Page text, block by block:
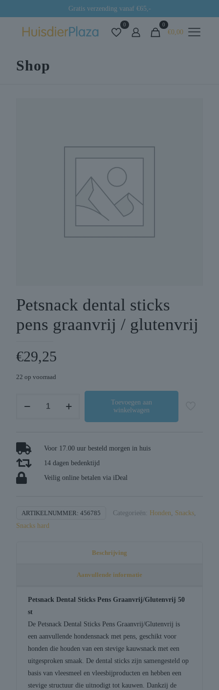
Gratis verzending vanaf €65,-
0 0
€0,00
Shop
Petsnack dental sticks
pens graanvrij / glutenvrij
€29,25
22 op voorraad
graanvrij
/
glutenvrij
aantal
Toevoegen aan
winkelwagen
Voor 17.00 uur besteld morgen in huis
14 dagen bedenktijd
Veilig online betalen via iDeal
ARTIKELNUMMER: 456785 Categorieën: Honden, Snacks,
Snacks hard
Beschrijving
Aanvullende informatie
Petsnack Dental Sticks Pens Graanvrij/Glutenvrij 50
st
De Petsnack Dental Sticks Pens Graanvrij/Glutenvrij is
een aanvullende hondensnack met pens, geschikt voor
honden die houden van een stevige kauwsnack met een
uitgesproken smaak. De dental sticks zijn samengesteld op
basis van vleesmeel en vleesbijproducten en hebben een
stevige structuur die uitnodigt tot kauwen. Dankzij de